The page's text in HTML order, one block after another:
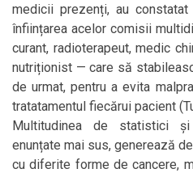
medicii prezenți, au
înființarea acelor comisii
curant, radioterapeut, medic
nutriționist — care să
de urmat, pentru a evita
tratatamentul fiecărui pacient
Multitudinea de statistici
enunțate mai sus, generează
cu diferite forme de cancere,